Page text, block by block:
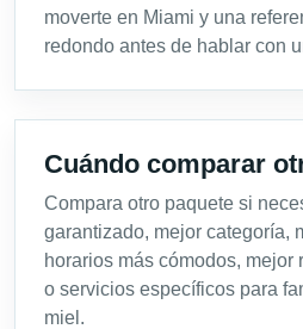
moverte en Miami y una
redondo antes de hablar con
Cuándo comparar
Compara otro paquete si
garantizado, mejor categoría,
horarios más cómodos, mejor
o servicios específicos para
miel.